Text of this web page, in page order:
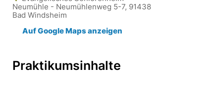
Neumühle - Neumühlenweg 5-7, 91438
Bad Windsheim
Auf Google Maps anzeigen
Praktikumsinhalte